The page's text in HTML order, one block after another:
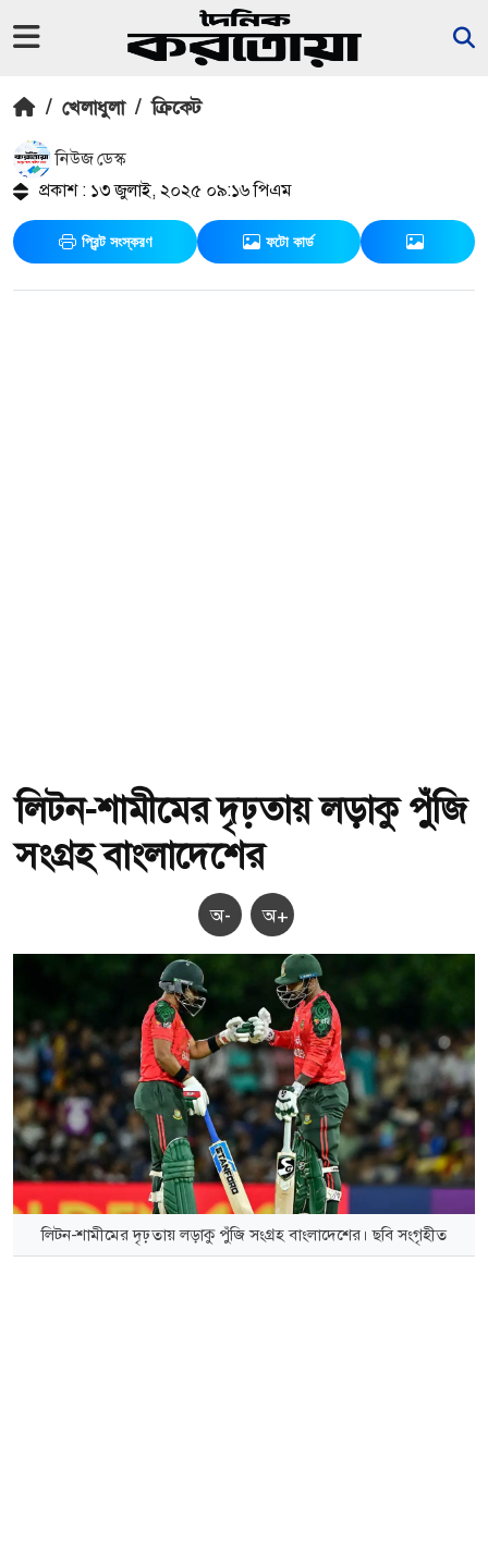
/ খেলাধুলা / ক্রিকেট
নিউজ ডেস্ক
প্রকাশ : ১৩ জুলাই, ২০২৫ ০৯:১৬ পিএম
প্রিন্ট সংস্করণ ফটো কার্ড
লিটন-শামীমের দৃঢ়তায় লড়াকু পুঁজি
সংগ্রহ বাংলাদেশের
অ- অ+
লিটন-শামীমের দৃঢ়তায় লড়াকু পুঁজি সংগ্রহ বাংলাদেশের। ছবি সংগৃহীত